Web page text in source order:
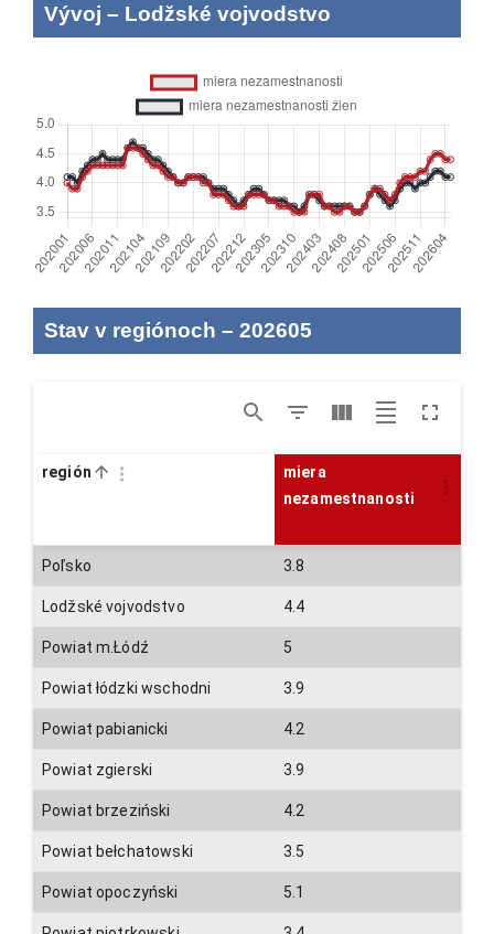
Vývoj – Lodžské vojvodstvo
Stav v regiónoch – 202605
región
miera
nezamestnanosti
Poľsko 3.8
Lodžské vojvodstvo 4.4
Powiat m.Łódź 5
Powiat łódzki wschodni 3.9
Powiat pabianicki 4.2
Powiat zgierski 3.9
Powiat brzeziński 4.2
Powiat bełchatowski 3.5
Powiat opoczyński 5.1